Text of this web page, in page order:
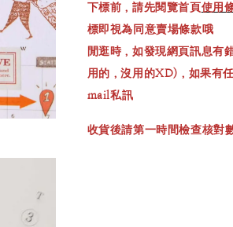
下標前，請先閱覽首頁使用
標即視為同意賣場條款哦
閒逛時，如發現網頁訊息有
用的，沒用的XD)，如果有
mail私訊
收貨後請第一時間檢查核對